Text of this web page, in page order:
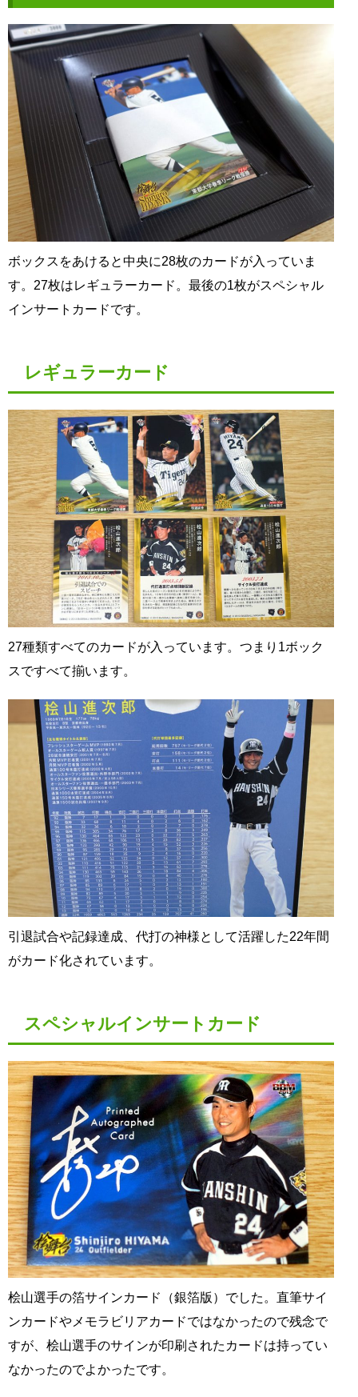
ボックスをあけると中央に28枚のカードが入っていま
す。27枚はレギュラーカード。最後の1枚がスペシャル
インサートカードです。
レギュラーカード
27種類すべてのカードが入っています。つまり1ボック
スですべて揃います。
引退試合や記録達成、代打の神様として活躍した22年間
がカード化されています。
スペシャルインサートカード
桧山選手の箔サインカード（銀箔版）でした。直筆サイ
ンカードやメモラビリアカードではなかったので残念で
すが、桧山選手のサインが印刷されたカードは持ってい
なかったのでよかったです。